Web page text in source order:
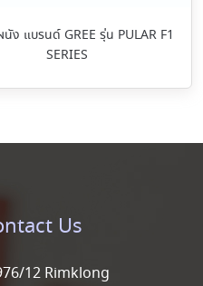
ง แบรนด์ GREE รุ่น PULAR F1
SERIES
Us
12 Rimklong